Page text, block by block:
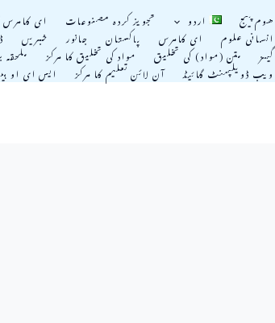
ھوم پیج اردو تجویز کردہ مصنوعات ای کامرس
انسانی علوم ای کامرس پاکستان جانور خبریں
گیمز متن (مواد) کی تخليق مواد کی تخلیق کا مرکز
ویب ڈویلپمنٹ گائیڈ آن لائن تعلیم کا مرکز ایس ای او